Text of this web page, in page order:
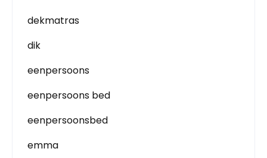
dekmatras
dik
eenpersoons
eenpersoons bed
eenpersoonsbed
emma